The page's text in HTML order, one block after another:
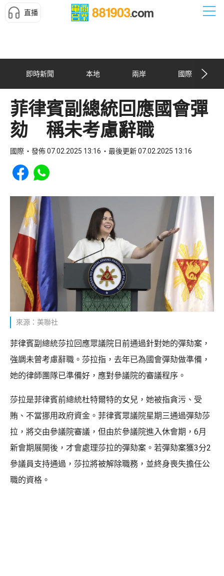
直播
即時新聞 本地 兩岸 國際
菲律賓副總統回應國會彈
劾 稱未考慮辭職
國際 發佈 07.02.2025 13:16 最後更新 07.02.2025 13:16
Share to Facebook
Share to WhatsApp
來源：美聯社
菲律賓副總統莎拉回應眾議院日前通過針對她的彈劾案，
強調未曾考慮辭職。莎拉指，去年已為國會彈劾做準備，
她的律師團隊已準備好，應對參議院的審議程序。
莎拉是菲律賓前總統杜特爾特的女兒，她被指貪污、受
賄、不當挪用政府資金。菲律賓眾議院星期三通過彈劾莎
拉，將交由參議院審議，但由於參議院進入休會期，6月
新會期展開後，才會處理莎拉的彈劾案。若彈劾案獲3分2
參議員支持通過，莎拉將被解除職務，並終身喪失擔任公
職的資格。